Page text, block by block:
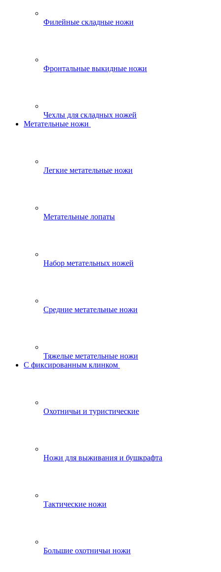
Филейные складные ножи
Фронтальные выкидные ножи
Чехлы для складных ножей
Метательные ножи
Легкие метательные ножи
Метательные лопаты
Набор метательных ножей
Средние метательные ножи
Тяжелые метательные ножи
С фиксированным клинком
Охотничьи и туристические
Ножи для выживания и бушкрафта
Тактические ножи
Большие охотничьи ножи